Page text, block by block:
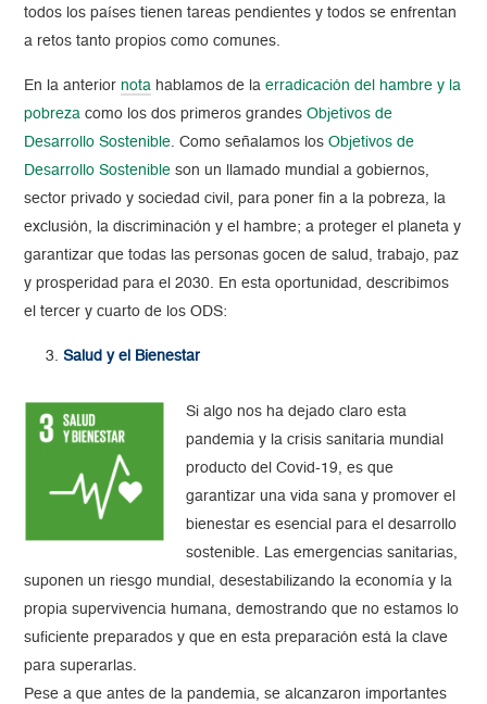
todos los países tienen tareas pendientes y todos se enfrentan
a retos tanto propios como comunes.
En la anteriornota hablamos de laerradicación del hambre y la
pobreza como los dos primeros grandes Objetivos de
Desarrollo Sostenible. Como señalamos losObjetivos de
Desarrollo Sostenible son un llamado mundial a gobiernos,
sector privado y sociedad civil, para poner fin a la pobreza, la
exclusión, la discriminación y el hambre; a proteger el planeta y
garantizar que todas las personas gocen de salud, trabajo, paz
y prosperidad para el 2030. En esta oportunidad, describimos
el tercer y cuarto de los ODS:
Salud y el Bienestar
Si algo nos ha dejado claro esta
pandemia y la crisis sanitaria mundial
producto del Covid-19, es que
garantizar una vida sana y promover el
bienestar es esencial para el desarrollo
sostenible. Las emergencias sanitarias,
suponen un riesgo mundial, desestabilizando la economía y la
propia supervivencia humana, demostrando que no estamos lo
suficiente preparados y que en esta preparación está la clave
para superarlas.
Pese a que antes de la pandemia, se alcanzaron importantes